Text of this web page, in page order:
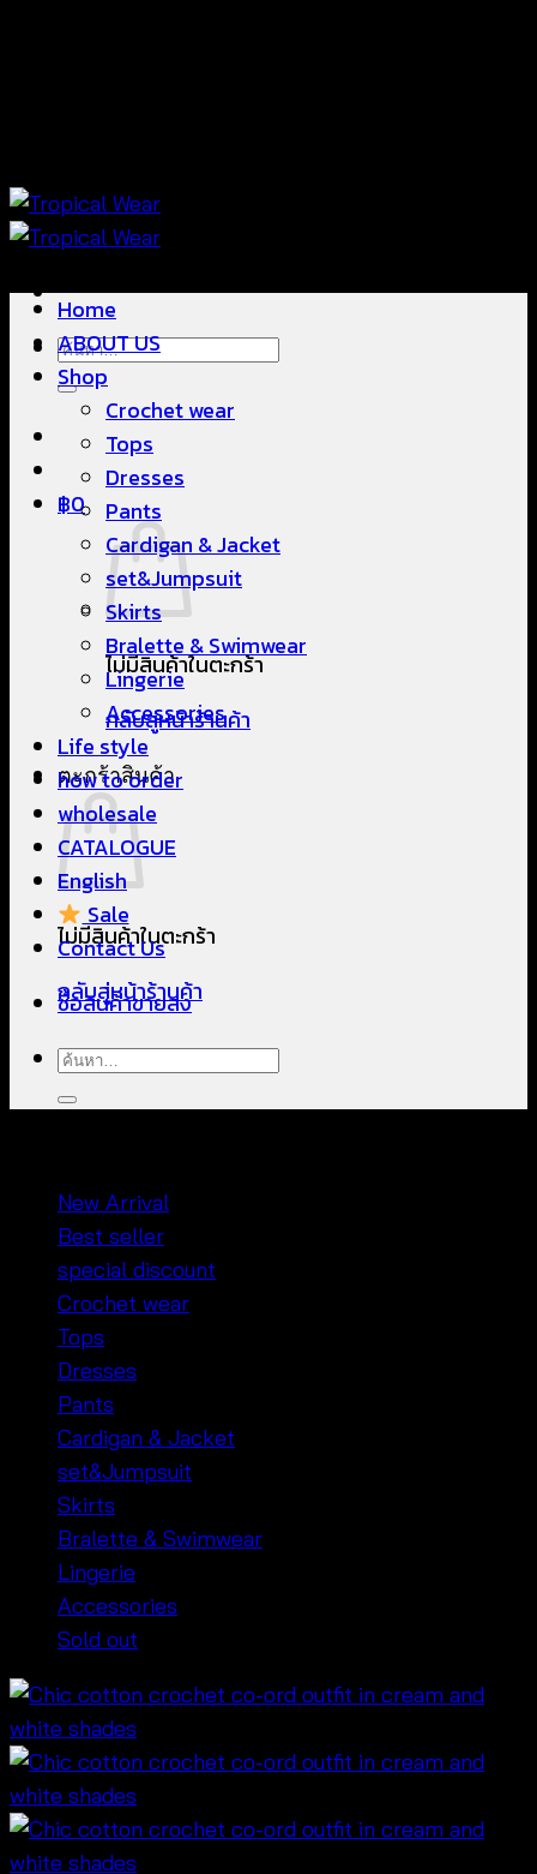
ค้นหา:
฿0
ไม่มีสินค้าในตะกร้า
กลับสู่หน้าร้านค้า
ตะกร้าสินค้า
ไม่มีสินค้าในตะกร้า
กลับสู่หน้าร้านค้า
Home
ABOUT US
Shop
Crochet wear
Tops
Dresses
Pants
Cardigan & Jacket
set&Jumpsuit
Skirts
Bralette & Swimwear
Lingerie
Accessories
Life style
how to order
wholesale
CATALOGUE
English
Sale
Contact Us
ซื้อสินค้าขายส่ง
ค้นหา:
New Arrival
Best seller
special discount
Crochet wear
Tops
Dresses
Pants
Cardigan & Jacket
set&Jumpsuit
Skirts
Bralette & Swimwear
Lingerie
Accessories
Sold out